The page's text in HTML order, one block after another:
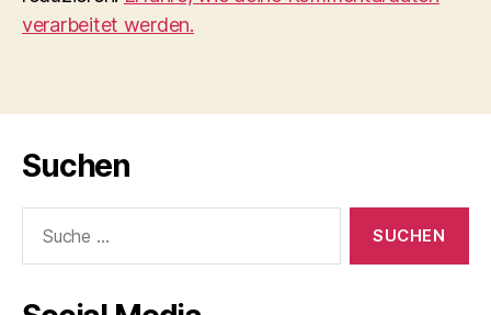
verarbeitet werden.
Suchen
nach: